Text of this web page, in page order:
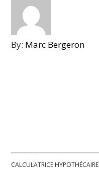
By: Marc Bergeron
CALCULATRICE HYPOTHÉCAIRE